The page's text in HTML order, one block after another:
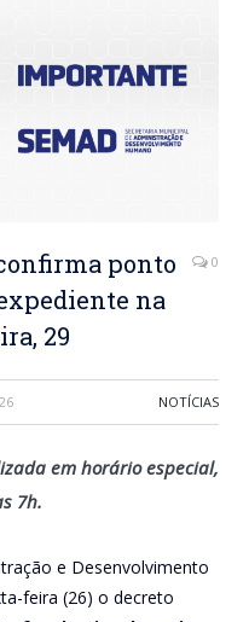
ponto
na
29
0
NOTÍCIAS
em horário especial,
7h.
e Desenvolvimento
feira (26) o decreto